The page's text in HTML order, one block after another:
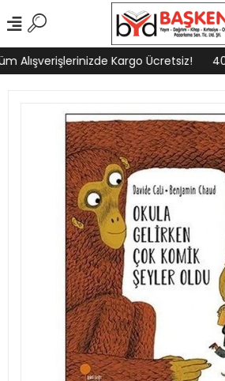
Alışverişlerinizde Kargo Ücretsiz!